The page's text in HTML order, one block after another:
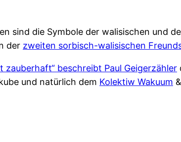
sind die Symbole der walisischen und
der zweiten sorbisch-walisischen
zauberhaft“ beschreibt Paul Geigerzähler
und natürlich dem Kolektiw Wakuum